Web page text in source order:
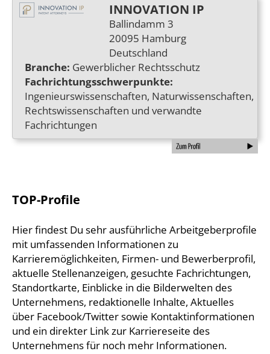
INNOVATION IP
Ballindamm 3
20095 Hamburg
Deutschland
Branche: Gewerblicher Rechtsschutz
Fachrichtungsschwerpunkte:
Ingenieurswissenschaften, Naturwissenschaften,
Rechtswissenschaften und verwandte
Fachrichtungen
TOP-Profile
Hier findest Du sehr ausführliche Arbeitgeberprofile
mit umfassenden Informationen zu
Karrieremöglichkeiten, Firmen- und Bewerberprofil,
aktuelle Stellenanzeigen, gesuchte Fachrichtungen,
Standortkarte, Einblicke in die Bilderwelten des
Unternehmens, redaktionelle Inhalte, Aktuelles
über Facebook/Twitter sowie Kontaktinformationen
und ein direkter Link zur Karriereseite des
Unternehmens für noch mehr Informationen.